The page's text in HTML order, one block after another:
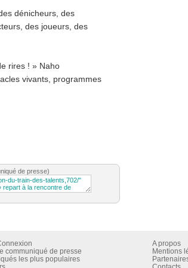
dénicheurs, des
des joueurs, des
rires ! » Naho
vivants, programmes
de presse)
communiqué de presse
les plus populaires
A propos
Mentions